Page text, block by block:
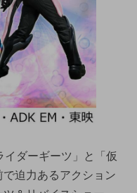
イダーギーツ」と「仮
迫力あるアクション